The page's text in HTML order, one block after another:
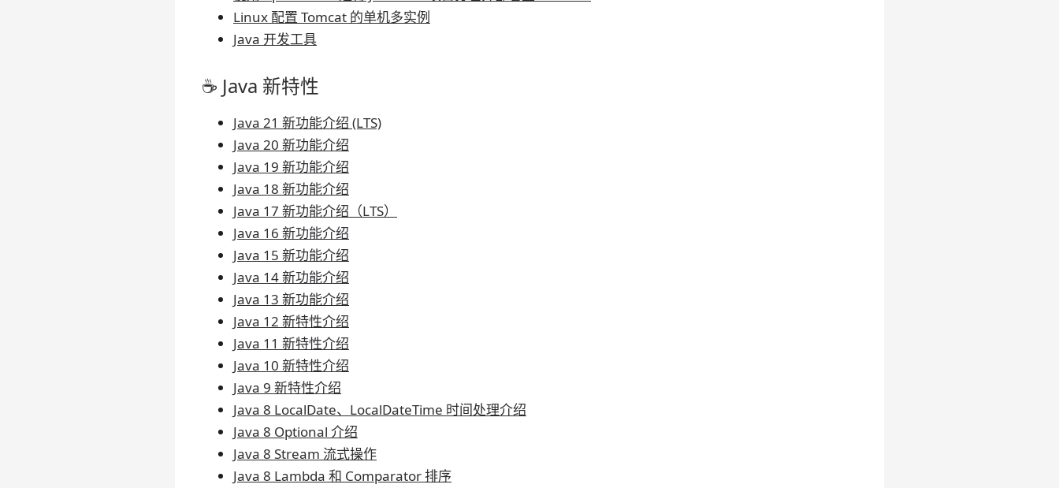
Linux 配置 Tomcat 的单机多实例
Java 开发工具
☕ Java 新特性
Java 21 新功能介绍 (LTS)
Java 20 新功能介绍
Java 19 新功能介绍
Java 18 新功能介绍
Java 17 新功能介绍（LTS）
Java 16 新功能介绍
Java 15 新功能介绍
Java 14 新功能介绍
Java 13 新功能介绍
Java 12 新特性介绍
Java 11 新特性介绍
Java 10 新特性介绍
Java 9 新特性介绍
Java 8 LocalDate、LocalDateTime 时间处理介绍
Java 8 Optional 介绍
Java 8 Stream 流式操作
Java 8 Lambda 和 Comparator 排序